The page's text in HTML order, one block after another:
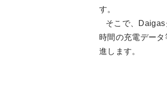
す。
そこで、Daigas
時間の充電デー
進します。